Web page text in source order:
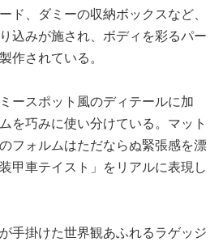
ド、ダミーの収納ボックスなど、
込みが施され、ボディを彩るパー
作されている。
ースポット風のディテールに加
を巧みに使い分けている。マット
フォルムはただならぬ緊張感を漂
甲車テイスト」をリアルに表現し
手掛けた世界観あふれるラゲッジ